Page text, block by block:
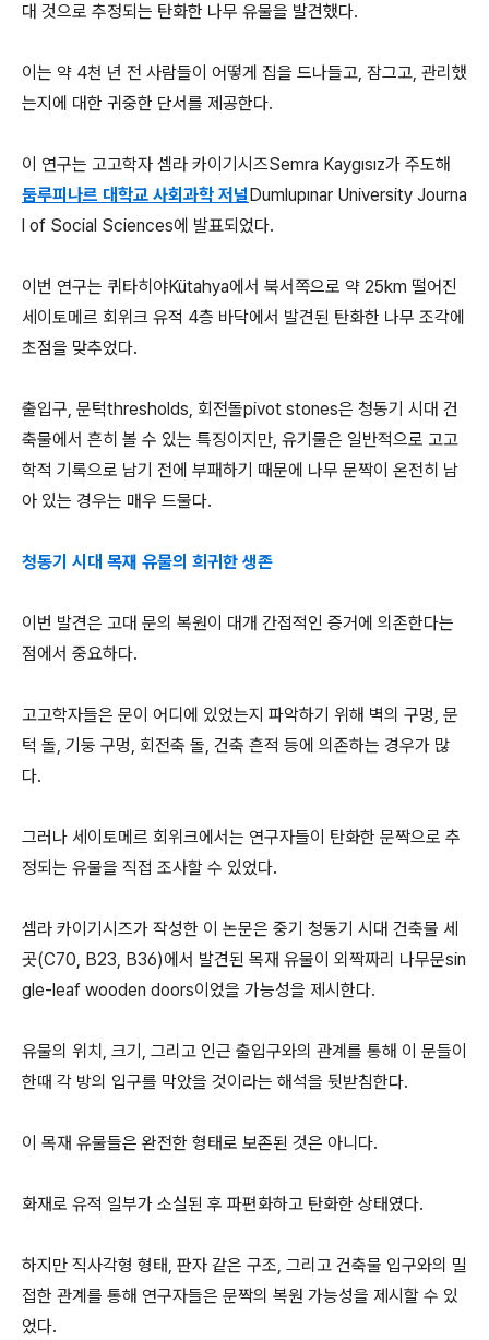
대 것으로 추정되는 탄화한 나무 유물을 발견했다.
이는 약 4천 년 전 사람들이 어떻게 집을 드나들고, 잠그고, 관리했
는지에 대한 귀중한 단서를 제공한다.
이 연구는 고고학자 셈라 카이기시즈Semra Kaygısız가 주도해
둠루피나르 대학교 사회과학 저널Dumlupınar University Journa
l of Social Sciences에 발표되었다.
이번 연구는 퀴타히야Kütahya에서 북서쪽으로 약 25km 떨어진
세이토메르 회위크 유적 4층 바닥에서 발견된 탄화한 나무 조각에
초점을 맞추었다.
출입구, 문턱thresholds, 회전돌pivot stones은 청동기 시대 건
축물에서 흔히 볼 수 있는 특징이지만, 유기물은 일반적으로 고고
학적 기록으로 남기 전에 부패하기 때문에 나무 문짝이 온전히 남
아 있는 경우는 매우 드물다.
청동기 시대 목재 유물의 희귀한 생존
이번 발견은 고대 문의 복원이 대개 간접적인 증거에 의존한다는
점에서 중요하다.
고고학자들은 문이 어디에 있었는지 파악하기 위해 벽의 구멍, 문
턱 돌, 기둥 구멍, 회전축 돌, 건축 흔적 등에 의존하는 경우가 많
다.
그러나 세이토메르 회위크에서는 연구자들이 탄화한 문짝으로 추
정되는 유물을 직접 조사할 수 있었다.
셈라 카이기시즈가 작성한 이 논문은 중기 청동기 시대 건축물 세
곳(C70, B23, B36)에서 발견된 목재 유물이 외짝짜리 나무문sin
gle-leaf wooden doors이었을 가능성을 제시한다.
유물의 위치, 크기, 그리고 인근 출입구와의 관계를 통해 이 문들이
한때 각 방의 입구를 막았을 것이라는 해석을 뒷받침한다.
이 목재 유물들은 완전한 형태로 보존된 것은 아니다.
화재로 유적 일부가 소실된 후 파편화하고 탄화한 상태였다.
하지만 직사각형 형태, 판자 같은 구조, 그리고 건축물 입구와의 밀
접한 관계를 통해 연구자들은 문짝의 복원 가능성을 제시할 수 있
었다.